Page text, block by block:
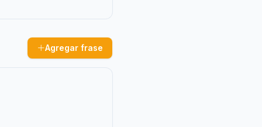
Agregar frase